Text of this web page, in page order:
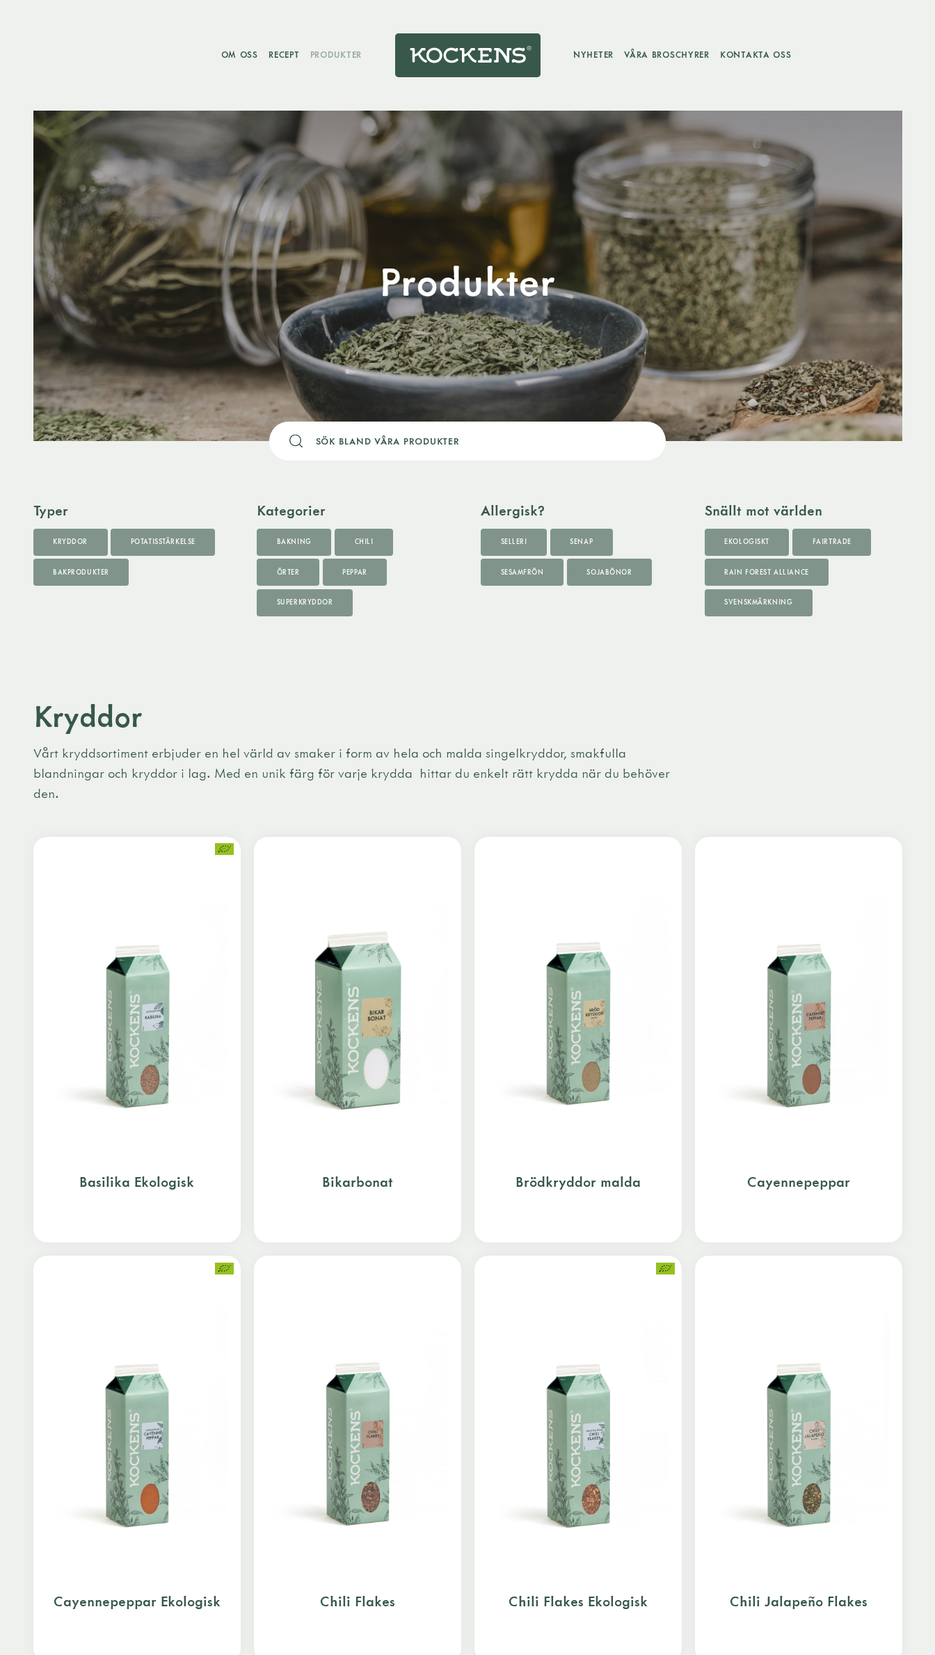
OM OSS RECEPT PRODUKTER NYHETER VÅRA BROSCHYRER KONTAKTA OSS
Produkter
Typer
KRYDDOR POTATISSTÄRKELSE
BAKPRODUKTER
Kategorier
BAKNING CHILI
ÖRTER PEPPAR
SUPERKRYDDOR
Allergisk?
SELLERI SENAP
SESAMFRÖN SOJABÖNOR
Snällt mot världen
EKOLOGISKT FAIRTRADE
RAIN FOREST ALLIANCE
SVENSKMÄRKNING
Kryddor
Vårt kryddsortiment erbjuder en hel värld av smaker i form av hela och malda singelkryddor, smakfulla
blandningar och kryddor i lag. Med en unik färg för varje krydda hittar du enkelt rätt krydda när du behöver
den.
Basilika Ekologisk Bikarbonat Brödkryddor malda Cayennepeppar
Cayennepeppar Ekologisk Chili Flakes Chili Flakes Ekologisk Chili Jalapeño Flakes